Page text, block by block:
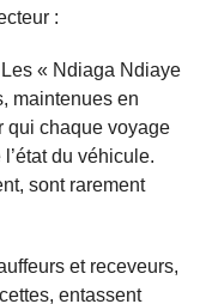
:
« Ndiaga Ndiaye
maintenues en
qui chaque voyage
du véhicule.
sont rarement
et receveurs,
entassent